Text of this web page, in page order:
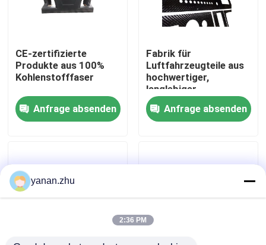
Über uns
Werksbesichtigung
Neuigkeiten
Rechtssachen
CE-zertifizierte
Produkte aus 100%
Kohlenstofffaser
Anfrage absenden
Fabrik für
Luftfahrzeugteile aus
hochwertiger,
langlebiger,
benutzerdefinierter
Kohlenstofffaser
Anfrage absenden
yanan.zhu
2:36 PM